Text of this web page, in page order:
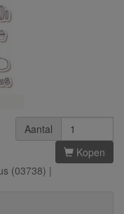
Aantal
Kopen
(03738) |